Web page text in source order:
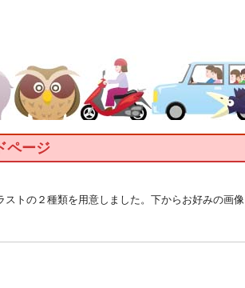
ページ
トの２種類を用意しました。下からお好みの画像